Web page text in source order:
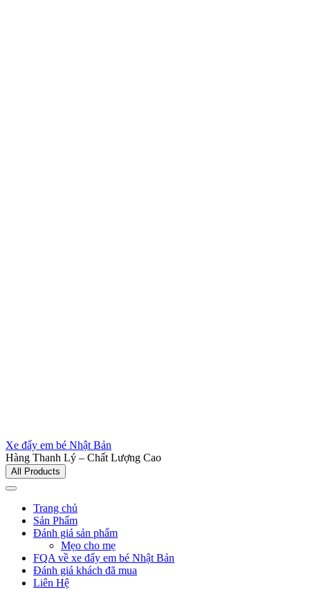
Xe đẩy em bé Nhật Bản
Hàng Thanh Lý – Chất Lượng Cao
All Products
Trang chủ
Sản Phẩm
Đánh giá sản phẩm
Mẹo cho mẹ
FQA về xe đẩy em bé Nhật Bản
Đánh giá khách đã mua
Liên Hệ